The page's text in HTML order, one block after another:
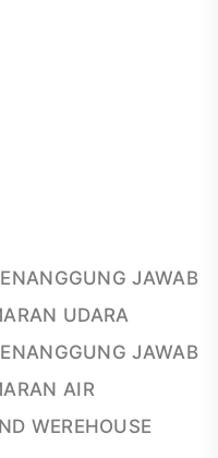
JAWAB
UDARA
JAWAB
AIR
WEREHOUSE